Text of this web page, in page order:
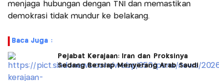
menjaga hubungan dengan TNI dan memastikan
demokrasi tidak mundur ke belakang.
Baca Juga :
Pejabat Kerajaan: Iran dan Proksinya
Sedang Bersiap Menyerang Arab Saudi